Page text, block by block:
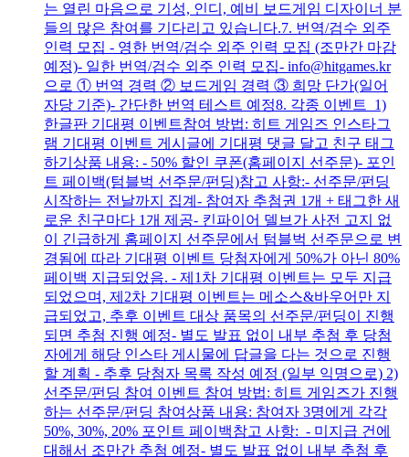
는 열린 마음으로 기성, 인디, 예비 보드게임 디자이너 분
들의 많은 참여를 기다리고 있습니다.7. 번역/검수 외주
인력 모집 - 영한 번역/검수 외주 인력 모집 (조만간 마감
예정)- 일한 번역/검수 외주 인력 모집- info@hitgames.kr
으로 ① 번역 경력 ② 보드게임 경력 ③ 희망 단가(일어
자당 기준)- 간단한 번역 테스트 예정8. 각종 이벤트 1)
한글판 기대평 이벤트참여 방법: 히트 게임즈 인스타그
램 기대평 이벤트 게시글에 기대평 댓글 달고 친구 태그
하기상품 내용: - 50% 할인 쿠폰(홈페이지 선주문)- 포인
트 페이백(텀블벅 선주문/펀딩)참고 사항:- 선주문/펀딩
시작하는 전날까지 집계- 참여자 추첨권 1개 + 태그한 새
로운 친구마다 1개 제공- 킨파이어 델브가 사전 고지 없
이 긴급하게 홈페이지 선주문에서 텀블벅 선주문으로 변
경됨에 따라 기대평 이벤트 당첨자에게 50%가 아닌 80%
페이백 지급되었음. - 제1차 기대평 이벤트는 모두 지급
되었으며, 제2차 기대평 이벤트는 메소스&바우어만 지
급되었고, 추후 이벤트 대상 품목의 선주문/펀딩이 진행
되면 추첨 진행 예정- 별도 발표 없이 내부 추첨 후 당첨
자에게 해당 인스타 게시물에 답글을 다는 것으로 진행
할 계획 - 추후 당첨자 목록 작성 예정 (일부 익명으로) 2)
선주문/펀딩 참여 이벤트 참여 방법: 히트 게임즈가 진행
하는 선주문/펀딩 참여상품 내용: 참여자 3명에게 각각
50%, 30%, 20% 포인트 페이백참고 사항: - 미지급 건에
대해서 조만간 추첨 예정- 별도 발표 없이 내부 추첨 후